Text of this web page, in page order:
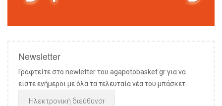
Newsletter
Γραφτείτε στο newletter του agapotobasket.gr για να
είστε ενήμεροι με όλα τα τελευταία νέα του μπάσκετ